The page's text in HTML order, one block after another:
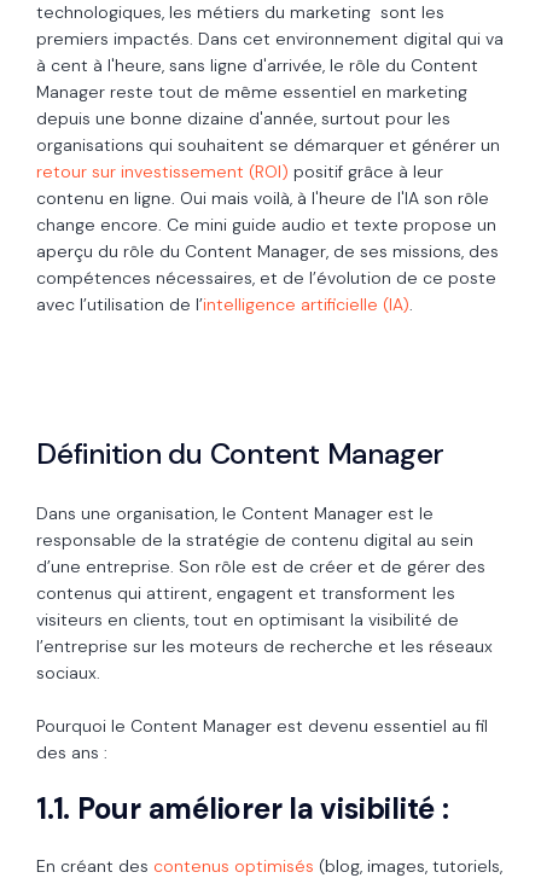
technologiques, les métiers du marketing sont les
premiers impactés. Dans cet environnement digital qui va
à cent à l'heure, sans ligne d'arrivée, le rôle du Content
Manager reste tout de même essentiel en marketing
depuis une bonne dizaine d'année, surtout pour les
organisations qui souhaitent se démarquer et générer un
retour sur investissement (ROI) positif grâce à leur
contenu en ligne. Oui mais voilà, à l'heure de l'IA son rôle
change encore. Ce mini guide audio et texte propose un
aperçu du rôle du Content Manager, de ses missions, des
compétences nécessaires, et de l’évolution de ce poste
avec l’utilisation de l’intelligence artificielle (IA).
Définition du Content Manager
Dans une organisation, le Content Manager est le
responsable de la stratégie de contenu digital au sein
d’une entreprise. Son rôle est de créer et de gérer des
contenus qui attirent, engagent et transforment les
visiteurs en clients, tout en optimisant la visibilité de
l’entreprise sur les moteurs de recherche et les réseaux
sociaux.
Pourquoi le Content Manager est devenu essentiel au fil
des ans :
1.1. Pour améliorer la visibilité :
En créant des contenus optimisés (blog, images, tutoriels,